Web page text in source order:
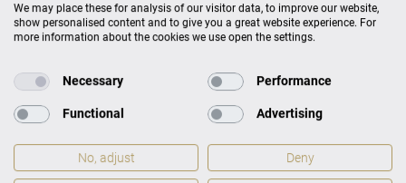
5 Jahre Herstellergarantie
Reparatur durch Fachleute
We may place these for analysis of our visitor data, to improve our website,
show personalised content and to give you a great website experience. For
more information about the cookies we use open the settings.
Necessary Performance
Functional Advertising
No, adjust Deny